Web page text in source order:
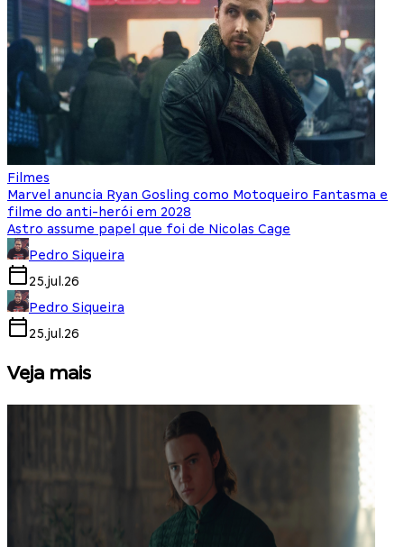
Filmes
Marvel anuncia Ryan Gosling como Motoqueiro Fantasma e
filme do anti-herói em 2028
Astro assume papel que foi de Nicolas Cage
Pedro Siqueira
25.jul.26
Pedro Siqueira
25.jul.26
Veja mais